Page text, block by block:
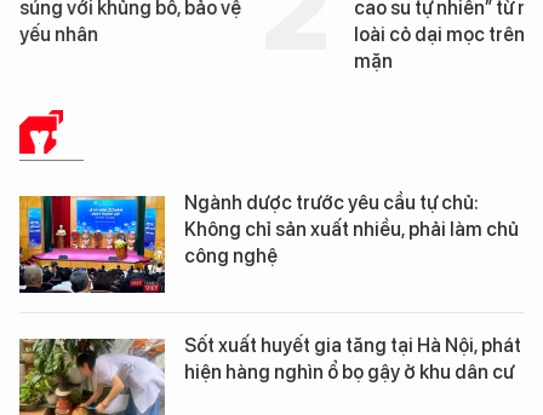
cao su tự nhiên” từ một
loài cỏ dại mọc trên đất
Đà Nẵng sắp bị kiểm
Y TẾ
Ngành dược trước yêu cầu tự chủ:
Không chỉ sản xuất nhiều, phải làm chủ
công nghệ
Sốt xuất huyết gia tăng tại Hà Nội, phát
hiện hàng nghìn ổ bọ gậy ở khu dân cư